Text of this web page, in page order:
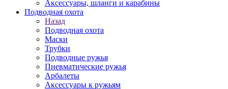
Аксессуары, шланги и карабины
Подводная охота
Назад
Подводная охота
Маски
Трубки
Подводные ружья
Пневматические ружья
Арбалеты
Аксессуары к ружьям